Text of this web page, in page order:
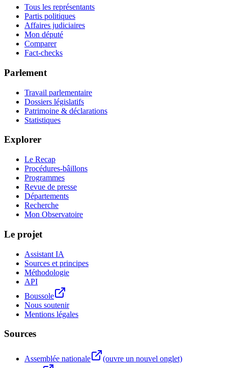
Tous les représentants
Partis politiques
Affaires judiciaires
Mon député
Comparer
Fact-checks
Parlement
Travail parlementaire
Dossiers législatifs
Patrimoine & déclarations
Statistiques
Explorer
Le Recap
Procédures-bâillons
Programmes
Revue de presse
Départements
Recherche
Mon Observatoire
Le projet
Assistant IA
Sources et principes
Méthodologie
API
Boussole
Nous soutenir
Mentions légales
Sources
Assemblée nationale
(ouvre un nouvel onglet)